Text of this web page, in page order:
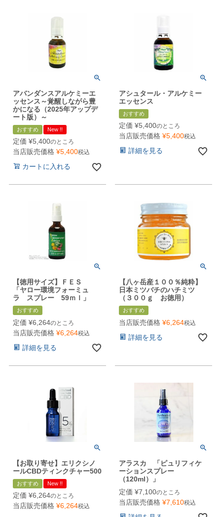
アバンダンスアルケミーエ
ッセンス～覚醒しながら豊
かになる（2025年アップデ
ート版）～
おすすめ New !!
定価 ¥5,400のところ
当店販売価格 ¥5,400税込
カートに入れる
アシュタール・アルケミー
エッセンス
おすすめ
定価 ¥5,400のところ
当店販売価格 ¥5,400税込
詳細を見る
【徳用サイズ】ＦＥＳ
「ヤロー環境フォーミュ
ラ スプレー 59ｍｌ」
おすすめ
定価 ¥6,264のところ
当店販売価格 ¥6,264税込
詳細を見る
【八ヶ岳産１００％純粋】
日本ミツバチのハチミツ
（３００ｇ お徳用）
おすすめ
当店販売価格 ¥6,264税込
詳細を見る
【お取り寄せ】エリクシノ
ールCBDティンクチャー500
おすすめ New !!
定価 ¥6,264のところ
当店販売価格 ¥6,264税込
アラスカ 「ピュリフィケ
ーションスプレー
（120ml）」
定価 ¥7,100のところ
当店販売価格 ¥7,610税込